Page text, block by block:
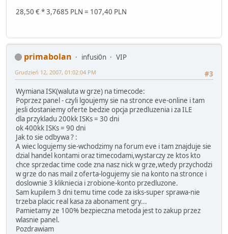
28,50 € * 3,7685 PLN = 107,40 PLN
primabolan infusi0n
VIP
#3
Grudzień 12, 2007, 01:02:04 PM
Wymiana ISK(waluta w grze) na timecode:
Poprzez panel - czyli lgoujemy sie na stronce eve-online i tam
jesli dostaniemy oferte bedzie opcja przedluzenia i za ILE
dla przykladu 200kk ISKs = 30 dni
ok 400kk ISKs = 90 dni
Jak to sie odbywa ? :
A wiec logujemy sie-wchodzimy na forum eve i tam znajduje sie
dzial handel kontami oraz timecodami,wystarczy ze ktos kto
chce sprzedac time code zna nasz nick w grze,wtedy przychodzi
w grze do nas mail z oferta-logujemy sie na konto na stronce i
doslownie 3 klikniecia i zrobione-konto przedluzone.
Sam kupilem 3 dni temu time code za isks-super sprawa-nie
trzeba placic real kasa za abonament gry...
Pamietamy ze 100% bezpieczna metoda jest to zakup przez
wlasnie panel.
Pozdrawiam